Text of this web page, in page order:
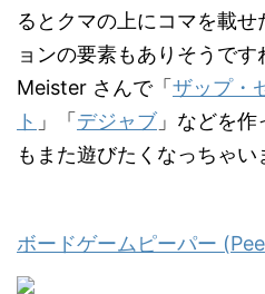
るとクマの上にコマを載
ョンの要素もありそうで
Meister さんで「 ザップ・
ト 」「 デジャブ」などを作
もまた遊びたくなっちゃい
ボードゲームピーパー